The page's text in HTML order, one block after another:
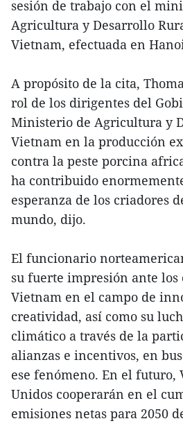
sesión de trabajo con el
Agricultura y Desarrollo
Vietnam, efectuada en
A propósito de la cita,
rol de los dirigentes del
Ministerio de Agricultura y
Vietnam en la producción
contra la peste porcina
ha contribuido
esperanza de los criadores
mundo, dijo.
El funcionario
su fuerte impresión ante los
Vietnam en el campo de
creatividad, así como su
climático a través de la
alianzas e incentivos, en
ese fenómeno. En el futuro,
Unidos cooperarán en el
emisiones netas para 2050